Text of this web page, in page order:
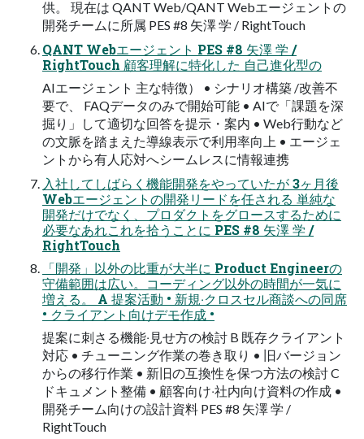
供。 現在は QANT Web/QANT Webエージェントの
開発チームに所属 PES #8 ⽮澤 学 / RightTouch
QANT Webエージェント PES #8 ⽮澤 学 /
RightTouch 顧客理解に特化した 自己進化型の
AIエージェント 主な特徴） • シナリオ構築 /改善不
要で、 FAQデータのみで開始可能 • AIで「課題を深
掘り」して適切な回答を提示・案内 • Web行動など
の文脈を踏まえた導線表示で利用率向上 • エージェ
ントから有人応対へシームレスに情報連携
入社してしばらく機能開発をやっていたが 3ヶ月後
Webエージェントの開発リードを任される 単純な
開発だけでなく、プロダクトをグロースするために
必要なあれこれを拾うことに PES #8 ⽮澤 学 /
RightTouch
「開発」以外の⽐重が⼤半に Product Engineerの
守備範囲は広い。コーディング以外の時間が⼀気に
増える。 A 提案活動 • 新規‧クロスセル商談への同席
• クライアント向けデモ作成 •
提案に刺さる機能‧⾒せ⽅の検討 B 既存クライアント
対応 • チューニング作業の巻き取り • 旧バージョン
からの移⾏作業 • 新旧の互換性を保つ⽅法の検討 C
ドキュメント整備 • 顧客向け‧社内向け資料の作成 •
開発チーム向けの設計資料 PES #8 ⽮澤 学 /
RightTouch